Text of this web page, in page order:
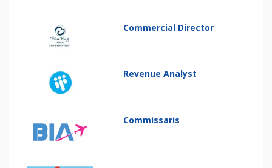
Commercial Director
Revenue Analyst
Commissaris